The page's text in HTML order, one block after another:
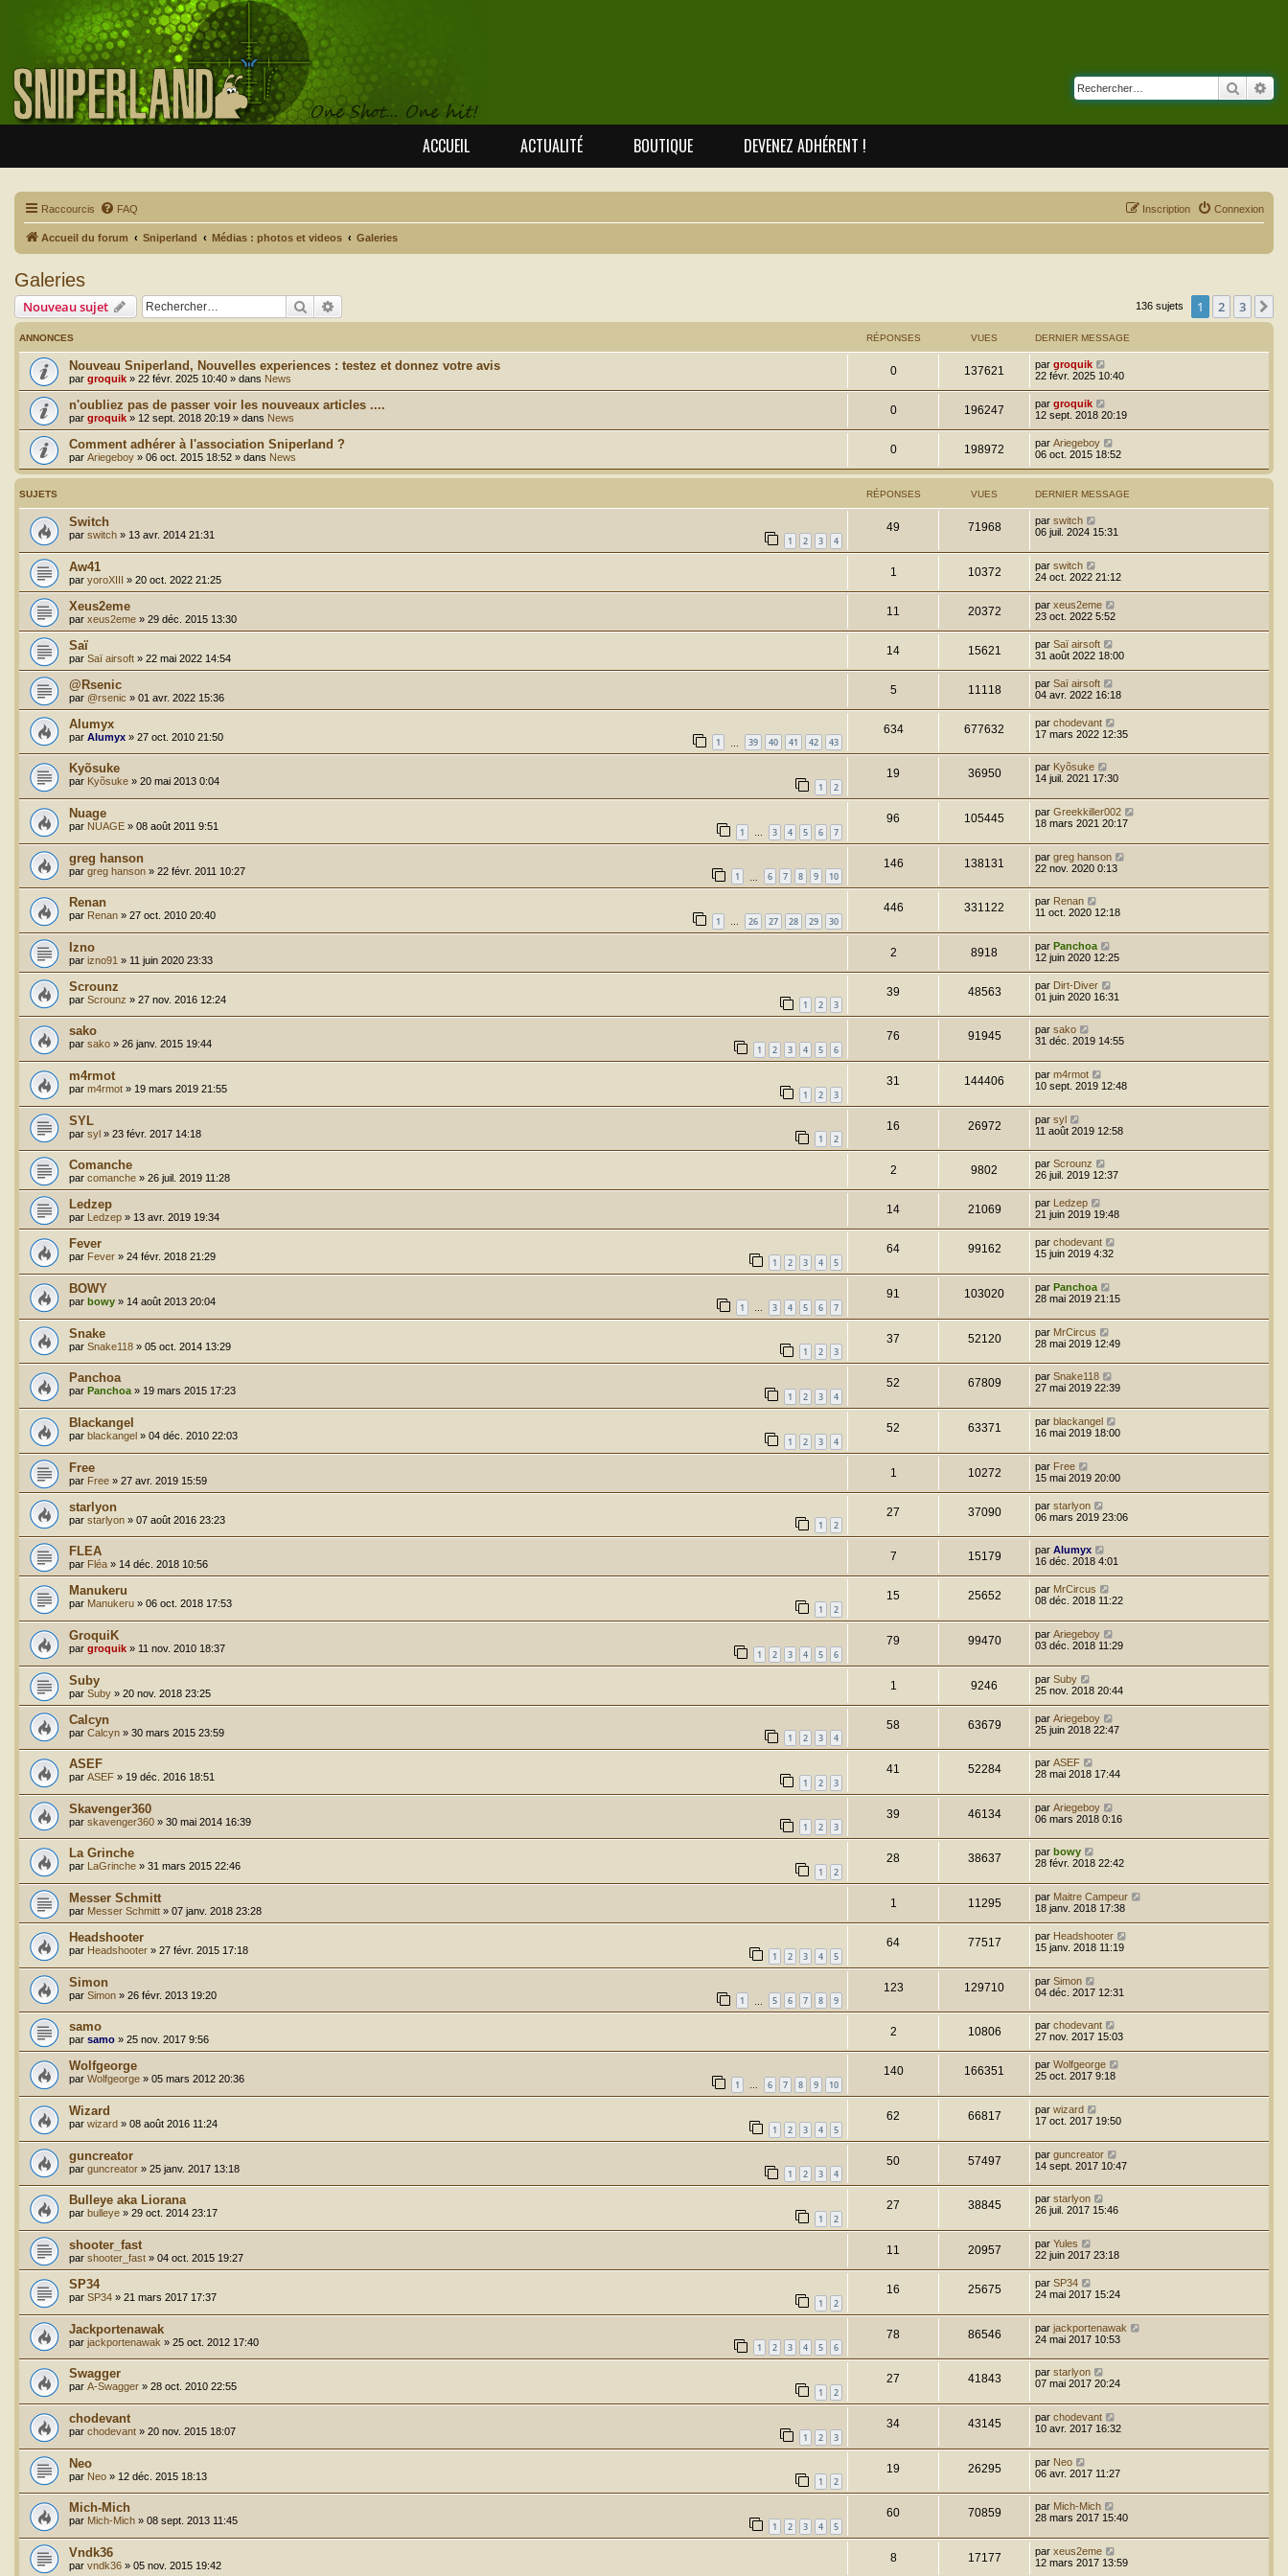
ACCUEIL ACTUALITÉ BOUTIQUE DEVENEZ ADHÉRENT !
Raccourcis FAQ Connexion
Inscription
Accueil du forum Sniperland Médias : photos et videos Galeries
Galeries
Nouveau sujet Rechercher 136 sujets 1 2 3
ANNONCES RÉPONSES VUES DERNIER MESSAGE
Nouveau Sniperland, Nouvelles experiences : testez et donnez votre avis
par groquik » 22 févr. 2025 10:40 » dans News
0 137621 par groquik
22 févr. 2025 10:40
n'oubliez pas de passer voir les nouveaux articles ....
par groquik » 12 sept. 2018 20:19 » dans News
0 196247 par groquik
12 sept. 2018 20:19
Comment adhérer à l'association Sniperland ?
par Ariegeboy » 06 oct. 2015 18:52 » dans News
0 198972 par Ariegeboy
06 oct. 2015 18:52
SUJETS RÉPONSES VUES DERNIER MESSAGE
Switch
par switch » 13 avr. 2014 21:31 1 2 3 4
49 71968 par switch
06 juil. 2024 15:31
Aw41
par yoroXIII » 20 oct. 2022 21:25
1 10372 par switch
24 oct. 2022 21:12
Xeus2eme
par xeus2eme » 29 déc. 2015 13:30
11 20372 par xeus2eme
23 oct. 2022 5:52
Saï
par Saï airsoft » 22 mai 2022 14:54
14 15621 par Saï airsoft
31 août 2022 18:00
@Rsenic
par @rsenic » 01 avr. 2022 15:36
5 11118 par Saï airsoft
04 avr. 2022 16:18
Alumyx
par Alumyx » 27 oct. 2010 21:50 1 39 40 41 42 43
634 677632 par chodevant
17 mars 2022 12:35
Kyõsuke
par Kyõsuke » 20 mai 2013 0:04 1 2
19 36950 par Kyõsuke
14 juil. 2021 17:30
Nuage
par NUAGE » 08 août 2011 9:51 1 … 3 4 5 6 7
96 105445 par Greekkiller002
18 mars 2021 20:17
greg hanson
par greg hanson » 22 févr. 2011 10:27 1 6 7 8 9 10
146 138131 par greg hanson
22 nov. 2020 0:13
Renan
par Renan » 27 oct. 2010 20:40 1 … 26 27 28 29 30
446 331122 par Renan
11 oct. 2020 12:18
Izno
par izno91 » 11 juin 2020 23:33
2 8918 par Panchoa
12 juin 2020 12:25
Scrounz
par Scrounz » 27 nov. 2016 12:24 1 2 3
39 48563 par Dirt-Diver
01 juin 2020 16:31
sako
par sako » 26 janv. 2015 19:44 1 2 3 4 5 6
76 91945 par sako
31 déc. 2019 14:55
m4rmot
par m4rmot » 19 mars 2019 21:55 1 2 3
31 144406 par m4rmot
10 sept. 2019 12:48
SYL
par syl » 23 févr. 2017 14:18 1 2
16 26972 par syl
11 août 2019 12:58
Comanche
par comanche » 26 juil. 2019 11:28
2 9802 par Scrounz
26 juil. 2019 12:37
Ledzep
par Ledzep » 13 avr. 2019 19:34
14 21069 par Ledzep
21 juin 2019 19:48
Fever
par Fever » 24 févr. 2018 21:29 1 2 3 4 5
64 99162 par chodevant
15 juin 2019 4:32
BOWY
par bowy » 14 août 2013 20:04 1 … 3 4 5 6 7
91 103020 par Panchoa
28 mai 2019 21:15
Snake
par Snake118 » 05 oct. 2014 13:29 1 2 3
37 52120 par MrCircus
28 mai 2019 12:49
Panchoa
par Panchoa » 19 mars 2015 17:23 1 2 3 4
52 67809 par Snake118
27 mai 2019 22:39
Blackangel
par blackangel » 04 déc. 2010 22:03 1 2 3 4
52 63371 par blackangel
16 mai 2019 18:00
Free
par Free » 27 avr. 2019 15:59
1 10272 par Free
15 mai 2019 20:00
starlyon
par starlyon » 07 août 2016 23:23 1 2
27 37090 par starlyon
06 mars 2019 23:06
FLEA
par Fléa » 14 déc. 2018 10:56
7 15179 par Alumyx
16 déc. 2018 4:01
Manukeru
par Manukeru » 06 oct. 2018 17:53 1 2
15 25652 par MrCircus
08 déc. 2018 11:22
GroquiK
par groquik » 11 nov. 2010 18:37 1 2 3 4 5 6
79 99470 par Ariegeboy
03 déc. 2018 11:29
Suby
par Suby » 20 nov. 2018 23:25
1 9246 par Suby
25 nov. 2018 20:44
Calcyn
par Calcyn » 30 mars 2015 23:59 1 2 3 4
58 63679 par Ariegeboy
25 juin 2018 22:47
ASEF
par ASEF » 19 déc. 2016 18:51 1 2 3
41 52284 par ASEF
28 mai 2018 17:44
Skavenger360
par skavenger360 » 30 mai 2014 16:39 1 2 3
39 46134 par Ariegeboy
06 mars 2018 0:16
La Grinche
par LaGrinche » 31 mars 2015 22:46 1 2
28 38637 par bowy
28 févr. 2018 22:42
Messer Schmitt
par Messer Schmitt » 07 janv. 2018 23:28
1 11295 par Maitre Campeur
18 janv. 2018 17:38
Headshooter
par Headshooter » 27 févr. 2015 17:18 1 2 3 4 5
64 77517 par Headshooter
15 janv. 2018 11:19
Simon
par Simon » 26 févr. 2013 19:20 1 5 6 7 8 9
123 129710 par Simon
04 déc. 2017 12:31
samo
par samo » 25 nov. 2017 9:56
2 10806 par chodevant
27 nov. 2017 15:03
Wolfgeorge
par Wolfgeorge » 05 mars 2012 20:36 1 … 6 7 8 9 10
140 166351 par Wolfgeorge
25 oct. 2017 9:18
Wizard
par wizard » 08 août 2016 11:24 1 2 3 4 5
62 66817 par wizard
17 oct. 2017 19:50
guncreator
par guncreator » 25 janv. 2017 13:18 1 2 3 4
50 57497 par guncreator
14 sept. 2017 10:47
Bulleye aka Liorana
par bulleye » 29 oct. 2014 23:17 1 2
27 38845 par starlyon
26 juil. 2017 15:46
shooter_fast
par shooter_fast » 04 oct. 2015 19:27
11 20957 par Yules
22 juin 2017 23:18
SP34
par SP34 » 21 mars 2017 17:37 1 2
16 25675 par SP34
24 mai 2017 15:24
Jackportenawak
par jackportenawak » 25 oct. 2012 17:40 1 2 3 4 5 6
78 86546 par jackportenawak
24 mai 2017 10:53
Swagger
par A-Swagger » 28 oct. 2010 22:55 1 2
27 41843 par starlyon
07 mai 2017 20:24
chodevant
par chodevant » 20 nov. 2015 18:07 1 2 3
34 43145 par chodevant
10 avr. 2017 16:32
Neo
par Neo » 12 déc. 2015 18:13 1 2
19 26295 par Neo
06 avr. 2017 11:27
Mich-Mich
par Mich-Mich » 08 sept. 2013 11:45 1 2 3 4 5
60 70859 par Mich-Mich
28 mars 2017 15:40
Vndk36
par vndk36 » 05 nov. 2015 19:42
8 17177 par xeus2eme
12 mars 2017 13:59